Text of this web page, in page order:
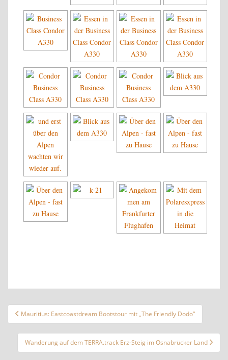
Beitragsnavigation
Mauritius: Eastcoastdream Bootstour mit „The Friendly Dodo“
Wanderung auf dem TERRA.track Erz-Steig im Osnabrücker Land